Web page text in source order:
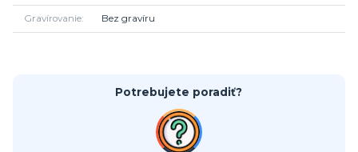
Gravírovanie Bez gravíru
Potrebujete poradiť?